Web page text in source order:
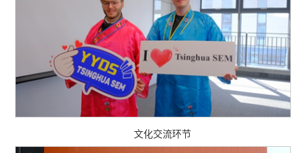
文化交流环节